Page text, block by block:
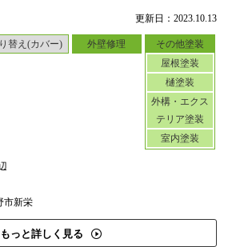
更新日：2023.10.13
替え(カバー) 外壁修理
その他塗装
屋根塗装
樋塗装
外構・エクス
テリア塗装
室内塗装
市新栄
もっと詳しく見る